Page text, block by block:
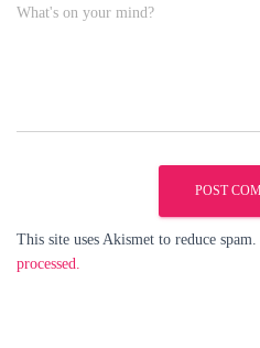
What's on your mind?
This site uses Akismet to reduce spam.
processed.